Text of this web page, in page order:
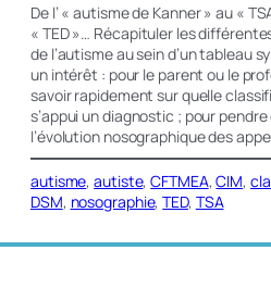
De l’ « autisme de Kanner » au «
« TED »… Récapituler les
de l’autisme au sein d’un tableau
un intérêt : pour le parent ou le
savoir rapidement sur quelle
s’appui un diagnostic ; pour
l’évolution nosographique des
autisme, autiste, CFTMEA, CIM,
DSM, nosographie, TED, TSA